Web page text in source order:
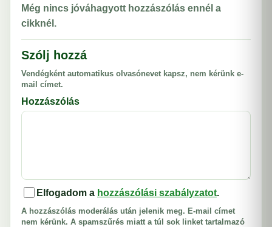
Még nincs jóváhagyott hozzászólás ennél a
cikknél.
Szólj hozzá
Vendégként automatikus olvasónevet kapsz, nem kérünk e-
mail címet.
Hozzászólás
Elfogadom a hozzászólási szabályzatot.
A hozzászólás moderálás után jelenik meg. E-mail címet
nem kérünk. A spamszűrés miatt a túl sok linket tartalmazó